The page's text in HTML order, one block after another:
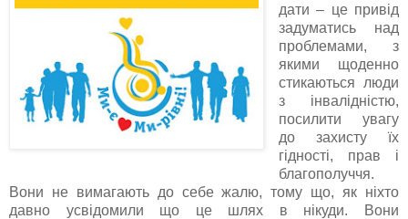
дати – це привід
задуматись над
проблемами, з
якими щоденно
стикаються люди
з інвалідністю,
посилити увагу
до захисту їх
гідності, прав і
благополуччя.
Вони не вимагають до себе жалю, тому що, як ніхто
давно усвідомили що це шлях в нікуди. Вони